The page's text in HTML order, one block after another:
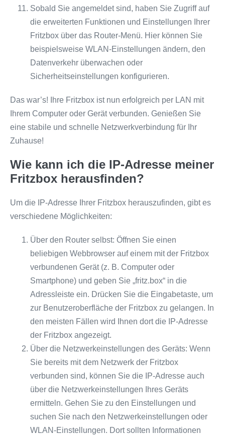
Sobald Sie angemeldet sind, haben Sie Zugriff auf
die erweiterten Funktionen und Einstellungen Ihrer
Fritzbox über das Router-Menü. Hier können Sie
beispielsweise WLAN-Einstellungen ändern, den
Datenverkehr überwachen oder
Sicherheitseinstellungen konfigurieren.
Das war’s! Ihre Fritzbox ist nun erfolgreich per LAN mit
Ihrem Computer oder Gerät verbunden. Genießen Sie
eine stabile und schnelle Netzwerkverbindung für Ihr
Zuhause!
Wie kann ich die IP-Adresse meiner
Fritzbox herausfinden?
Um die IP-Adresse Ihrer Fritzbox herauszufinden, gibt es
verschiedene Möglichkeiten:
Über den Router selbst: Öffnen Sie einen
beliebigen Webbrowser auf einem mit der Fritzbox
verbundenen Gerät (z. B. Computer oder
Smartphone) und geben Sie „fritz.box“ in die
Adressleiste ein. Drücken Sie die Eingabetaste, um
zur Benutzeroberfläche der Fritzbox zu gelangen. In
den meisten Fällen wird Ihnen dort die IP-Adresse
der Fritzbox angezeigt.
Über die Netzwerkeinstellungen des Geräts: Wenn
Sie bereits mit dem Netzwerk der Fritzbox
verbunden sind, können Sie die IP-Adresse auch
über die Netzwerkeinstellungen Ihres Geräts
ermitteln. Gehen Sie zu den Einstellungen und
suchen Sie nach den Netzwerkeinstellungen oder
WLAN-Einstellungen. Dort sollten Informationen